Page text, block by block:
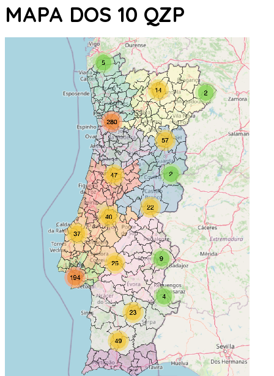
MAPA DOS 10 QZP